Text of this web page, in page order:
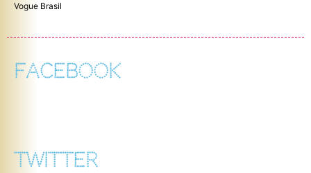
Vogue Brasil
FACEBOOK
TWITTER